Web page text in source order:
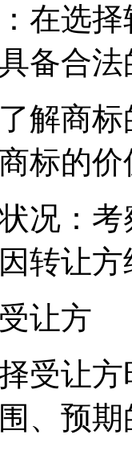
在选
备合
解商
标的
况：
转让
让方
受让
、预